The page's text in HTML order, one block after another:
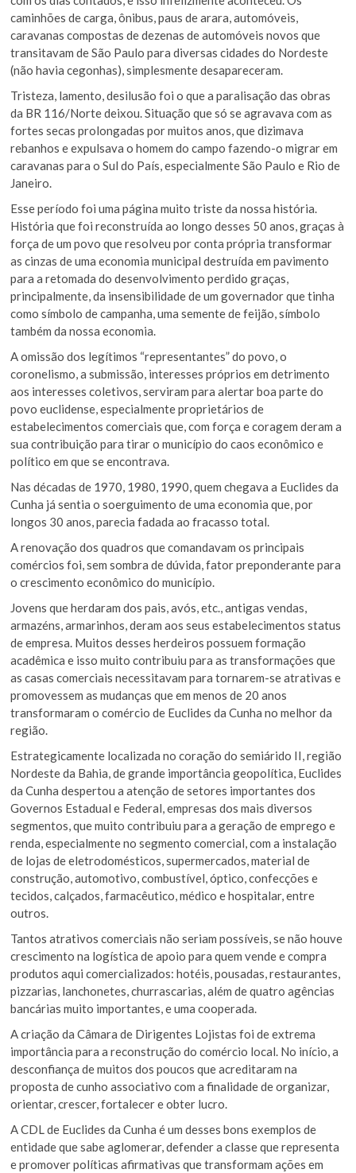
caminhões de carga, ônibus, paus de arara, automóveis,
caravanas compostas de dezenas de automóveis novos que
transitavam de São Paulo para diversas cidades do Nordeste
(não havia cegonhas), simplesmente desapareceram.
Tristeza, lamento, desilusão foi o que a paralisação das obras
da BR 116/Norte deixou. Situação que só se agravava com as
fortes secas prolongadas por muitos anos, que dizimava
rebanhos e expulsava o homem do campo fazendo-o migrar em
caravanas para o Sul do País, especialmente São Paulo e Rio de
Janeiro.
Esse período foi uma página muito triste da nossa história.
História que foi reconstruída ao longo desses 50 anos, graças à
força de um povo que resolveu por conta própria transformar
as cinzas de uma economia municipal destruída em pavimento
para a retomada do desenvolvimento perdido graças,
principalmente, da insensibilidade de um governador que tinha
como símbolo de campanha, uma semente de feijão, símbolo
também da nossa economia.
A omissão dos legítimos “representantes” do povo, o
coronelismo, a submissão, interesses próprios em detrimento
aos interesses coletivos, serviram para alertar boa parte do
povo euclidense, especialmente proprietários de
estabelecimentos comerciais que, com força e coragem deram a
sua contribuição para tirar o município do caos econômico e
político em que se encontrava.
Nas décadas de 1970, 1980, 1990, quem chegava a Euclides da
Cunha já sentia o soerguimento de uma economia que, por
longos 30 anos, parecia fadada ao fracasso total.
A renovação dos quadros que comandavam os principais
comércios foi, sem sombra de dúvida, fator preponderante para
o crescimento econômico do município.
Jovens que herdaram dos pais, avós, etc., antigas vendas,
armazéns, armarinhos, deram aos seus estabelecimentos status
de empresa. Muitos desses herdeiros possuem formação
acadêmica e isso muito contribuiu para as transformações que
as casas comerciais necessitavam para tornarem-se atrativas e
promovessem as mudanças que em menos de 20 anos
transformaram o comércio de Euclides da Cunha no melhor da
região.
Estrategicamente localizada no coração do semiárido II, região
Nordeste da Bahia, de grande importância geopolítica, Euclides
da Cunha despertou a atenção de setores importantes dos
Governos Estadual e Federal, empresas dos mais diversos
segmentos, que muito contribuiu para a geração de emprego e
renda, especialmente no segmento comercial, com a instalação
de lojas de eletrodomésticos, supermercados, material de
construção, automotivo, combustível, óptico, confecções e
tecidos, calçados, farmacêutico, médico e hospitalar, entre
outros.
Tantos atrativos comerciais não seriam possíveis, se não houve
crescimento na logística de apoio para quem vende e compra
produtos aqui comercializados: hotéis, pousadas, restaurantes,
pizzarias, lanchonetes, churrascarias, além de quatro agências
bancárias muito importantes, e uma cooperada.
A criação da Câmara de Dirigentes Lojistas foi de extrema
importância para a reconstrução do comércio local. No início, a
desconfiança de muitos dos poucos que acreditaram na
proposta de cunho associativo com a finalidade de organizar,
orientar, crescer, fortalecer e obter lucro.
A CDL de Euclides da Cunha é um desses bons exemplos de
entidade que sabe aglomerar, defender a classe que representa
e promover políticas afirmativas que transformam ações em